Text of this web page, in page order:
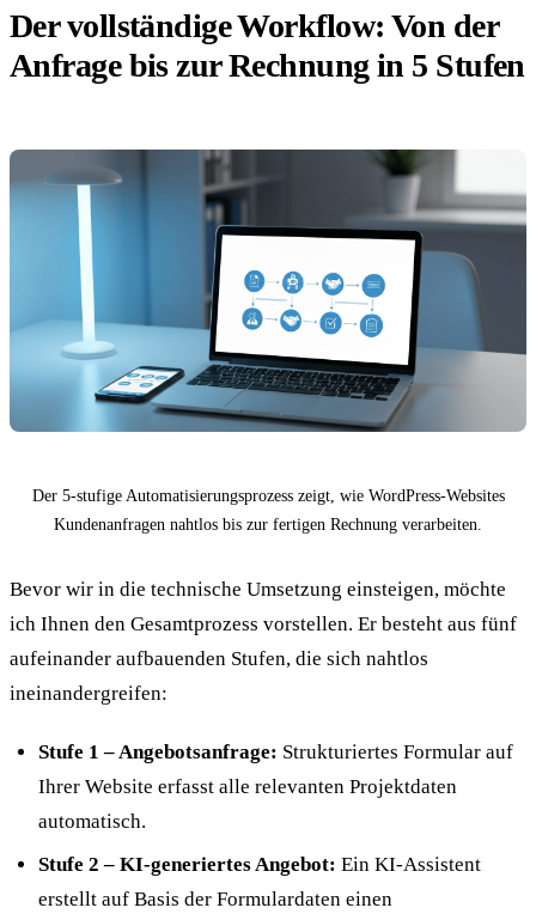
Der vollständige Workflow: Von der
Anfrage bis zur Rechnung in 5 Stufen
Der 5-stufige Automatisierungsprozess zeigt, wie WordPress-Websites
Kundenanfragen nahtlos bis zur fertigen Rechnung verarbeiten.
Bevor wir in die technische Umsetzung einsteigen, möchte
ich Ihnen den Gesamtprozess vorstellen. Er besteht aus fünf
aufeinander aufbauenden Stufen, die sich nahtlos
ineinandergreifen:
Stufe 1 – Angebotsanfrage: Strukturiertes Formular auf
Ihrer Website erfasst alle relevanten Projektdaten
automatisch.
Stufe 2 – KI-generiertes Angebot: Ein KI-Assistent
erstellt auf Basis der Formulardaten einen